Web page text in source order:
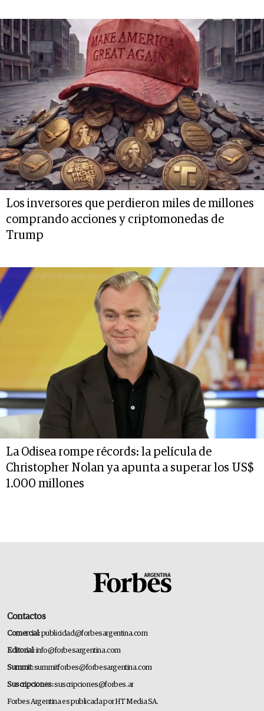
Los inversores que perdieron miles de millones
comprando acciones y criptomonedas de
Trump
La Odisea rompe récords: la película de
Christopher Nolan ya apunta a superar los US$
1.000 millones
Contactos
Comercial:publicidad@forbesargentina.com
Editorial:info@forbesargentina.com
Summit:summitforbes@forbesargentina.com
Suscripciones:suscripciones@forbes.ar
Forbes Argentina es publicada por HT Media SA.